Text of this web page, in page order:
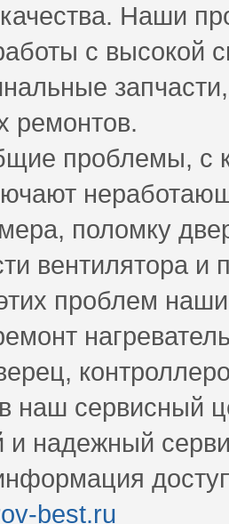
Наши
с высокой
ремонтов.
проблемы, с
поломку
вентилятора и
проблем
наш сервисный
и надежный
best.ru